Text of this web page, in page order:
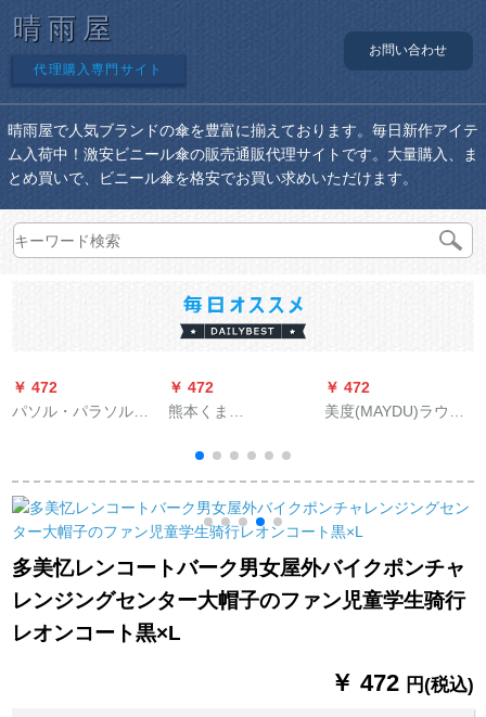
晴雨屋
代理購入専門サイト
お問い合わせ
晴雨屋で人気ブランドの傘を豊富に揃えております。毎日新作アイテ
ム入荷中！激安ビニール傘の販売通販代理サイトです。大量購入、ま
とめ買いで、ビニール傘を格安でお買い求めいただけます。
￥ 472
パソル・パラソルを
て、紫外線防止の日
傘を広げます。
￥ 472
熊本くま
傘男女折りたたたた
みパソル晴雨兼用日
傘紫外線超強い日焼
け止めアニメ学生傘
ピンク-日烧け止めベ
ルジップ
￥ 472
美度(MAYDU)ラウド
性ビジネ増量大晴雨
兼用傘M 120紫
多美忆レンコートバーク男女屋外バイクポンチャ
レンジングセンター大帽子のファン児童学生骑行
レオンコート黒×L
￥ 472 円(税込)